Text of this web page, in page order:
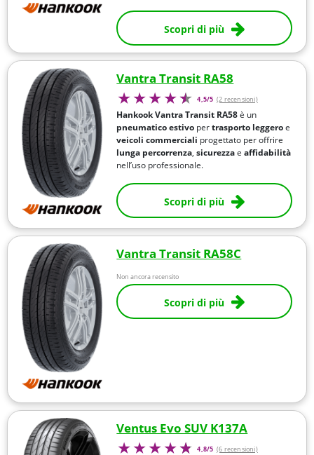
Scopri di più
Vantra Transit RA58
4,5/5 (2 recensioni)
Hankook Vantra Transit RA58è un
pneumaticoestivo pertrasporto leggeroe
veicoli commerciali progettato per offrire
lunga percorrenza,sicurezzaeaffidabilità
nell’uso professionale.
Scopri di più
Vantra Transit RA58C
Non ancora recensito
Scopri di più
Ventus Evo SUV K137A
4,8/5 (6 recensioni)